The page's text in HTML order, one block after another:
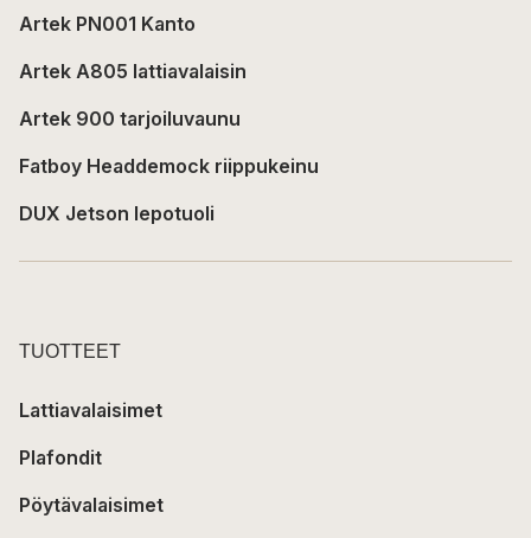
Artek PN001 Kanto
Artek A805 lattiavalaisin
Artek 900 tarjoiluvaunu
Fatboy Headdemock riippukeinu
DUX Jetson lepotuoli
TUOTTEET
Lattiavalaisimet
Plafondit
Pöytävalaisimet